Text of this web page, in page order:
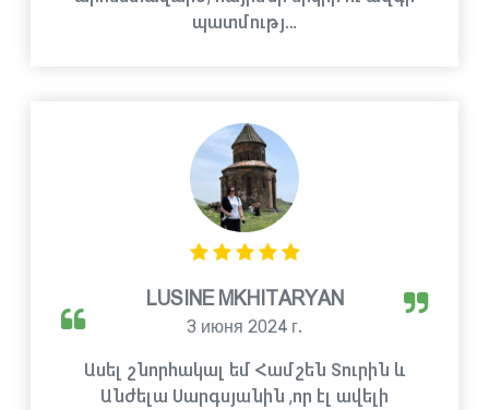
պատմությ…
LUSINE MKHITARYAN
3 июня 2024 г.
Ասել շնորհակալ եմ Համշեն Տուրին և
Անժելա Սարգսյանին ,որ էլ ավելի